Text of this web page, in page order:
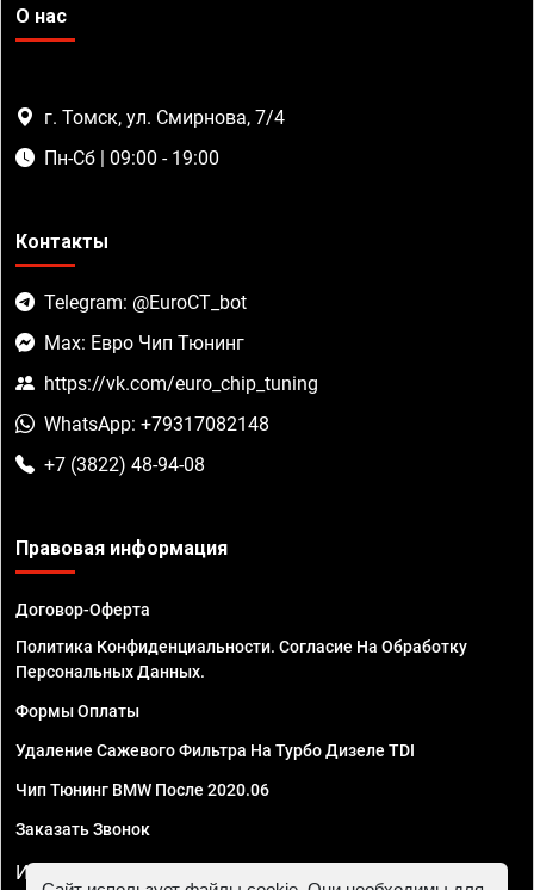
О нас
г. Томск, ул. Смирнова, 7/4
Пн-Сб | 09:00 - 19:00
Контакты
Telegram: @EuroCT_bot
Max: Евро Чип Тюнинг
https://vk.com/euro_chip_tuning
WhatsApp: +79317082148
+7 (3822) 48-94-08
Правовая информация
Договор-Оферта
Политика Конфиденциальности. Согласие На Обработку
Персональных Данных.
Формы Оплаты
Удаление Сажевого Фильтра На Турбо Дизеле TDI
Чип Тюнинг BMW После 2020.06
Заказать Звонок
ИП Смирнов Георгий Павлович. ИНН 781302555843,